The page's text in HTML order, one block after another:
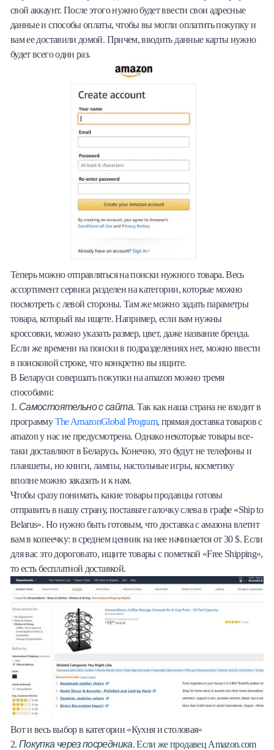
свой аккаунт. После этого нужно будет ввести свои адресные
данные и способы оплаты, чтобы вы могли оплатить покупку и
вам ее доставили домой. Причем, вводить данные карты нужно
будет всего один раз.
Теперь можно отправляться на поиски нужного товара. Весь
ассортимент сервиса разделен на категории, которые можно
посмотреть с левой стороны. Там же можно задать параметры
товара, который вы ищете. Например, если вам нужны
кроссовки, можно указать размер, цвет, даже название бренда.
Если же времени на поиски в подразделениях нет, можно ввести
в поисковой строке, что конкретно вы ищите.
В Беларуси совершать покупки на amazon можно тремя
способами:
1. Самостоятельно с сайта. Так как наша страна не входит в
программуThe AmazonGlobal Program, прямая доставка товаров с
amazon у нас не предусмотрена. Однако некоторые товары все-
таки доставляют в Беларусь. Конечно, это будут не телефоны и
планшеты, но книги, лампы, настольные игры, косметику
вполне можно заказать и к нам.
Чтобы сразу понимать, какие товары продавцы готовы
отправить в нашу страну, поставьте галочку слева в графе «Ship to
Belarus». Но нужно быть готовым, что доставка с амазона влетит
вам в копеечку: в среднем ценник на нее начинается от 30 $. Если
для вас это дороговато, ищите товары с пометкой «Free Shipping»,
то есть бесплатной доставкой.
Вот и весь выбор в категории «Кухня и столовая»
2.Покупка через посредника. Если же продавец Amazon.com